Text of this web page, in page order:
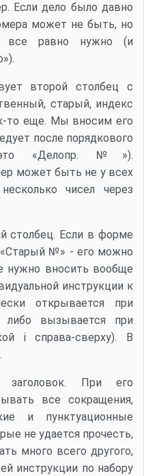
Если дело было давно
может не быть, но
все равно нужно (и
второй столбец с
старый, индекс
то еще. Мы вносим его
после порядкового
«Делопр. №»).
может быть не у всех
чисел через
столбец. Если в форме
№» - его можно
нужно вносить вообще
инструкции к
открывается при
либо вызывается при
i справа-сверху). В
При его
все сокращения,
и пунктуационные
не удается прочесть,
много всего другого,
инструкции по набору